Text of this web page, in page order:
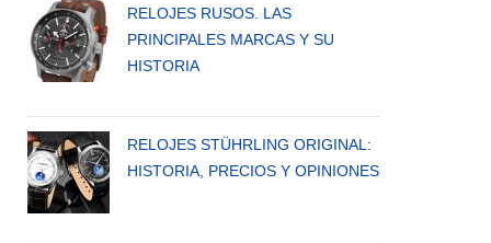
RELOJES RUSOS. LAS
PRINCIPALES MARCAS Y SU
HISTORIA
RELOJES STÜHRLING ORIGINAL:
HISTORIA, PRECIOS Y OPINIONES